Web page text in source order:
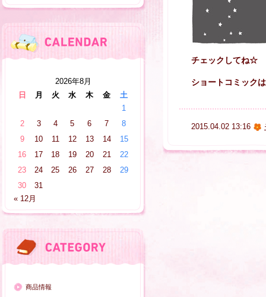
2026年8月
日
月 火 水 木 金
土
1
2
3 4 5 6 7
8
9
10 11 12 13 14
15
16
17 18 19 20 21
22
23
24 25 26 27 28
29
30
31
« 12月
商品情報
チェックしてね☆
ショートコミッ
2015.04.02 13:16